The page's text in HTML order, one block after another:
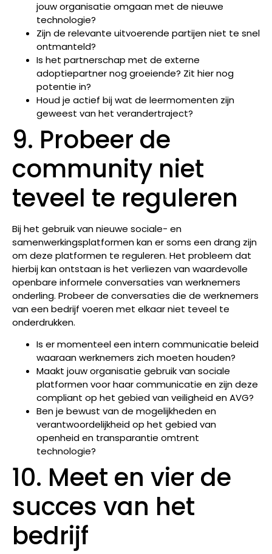
jouw organisatie omgaan met de nieuwe
technologie?
Zijn de relevante uitvoerende partijen niet te snel
ontmanteld?
Is het partnerschap met de externe
adoptiepartner nog groeiende? Zit hier nog
potentie in?
Houd je actief bij wat de leermomenten zijn
geweest van het verandertraject?
9. Probeer de
community niet
teveel te reguleren
Bij het gebruik van nieuwe sociale- en
samenwerkingsplatformen kan er soms een drang zijn
om deze platformen te reguleren. Het probleem dat
hierbij kan ontstaan is het verliezen van waardevolle
openbare informele conversaties van werknemers
onderling. Probeer de conversaties die de werknemers
van een bedrijf voeren met elkaar niet teveel te
onderdrukken.
Is er momenteel een intern communicatie beleid
waaraan werknemers zich moeten houden?
Maakt jouw organisatie gebruik van sociale
platformen voor haar communicatie en zijn deze
compliant op het gebied van veiligheid en AVG?
Ben je bewust van de mogelijkheden en
verantwoordelijkheid op het gebied van
openheid en transparantie omtrent
technologie?
10. Meet en vier de
succes van het
bedrijf